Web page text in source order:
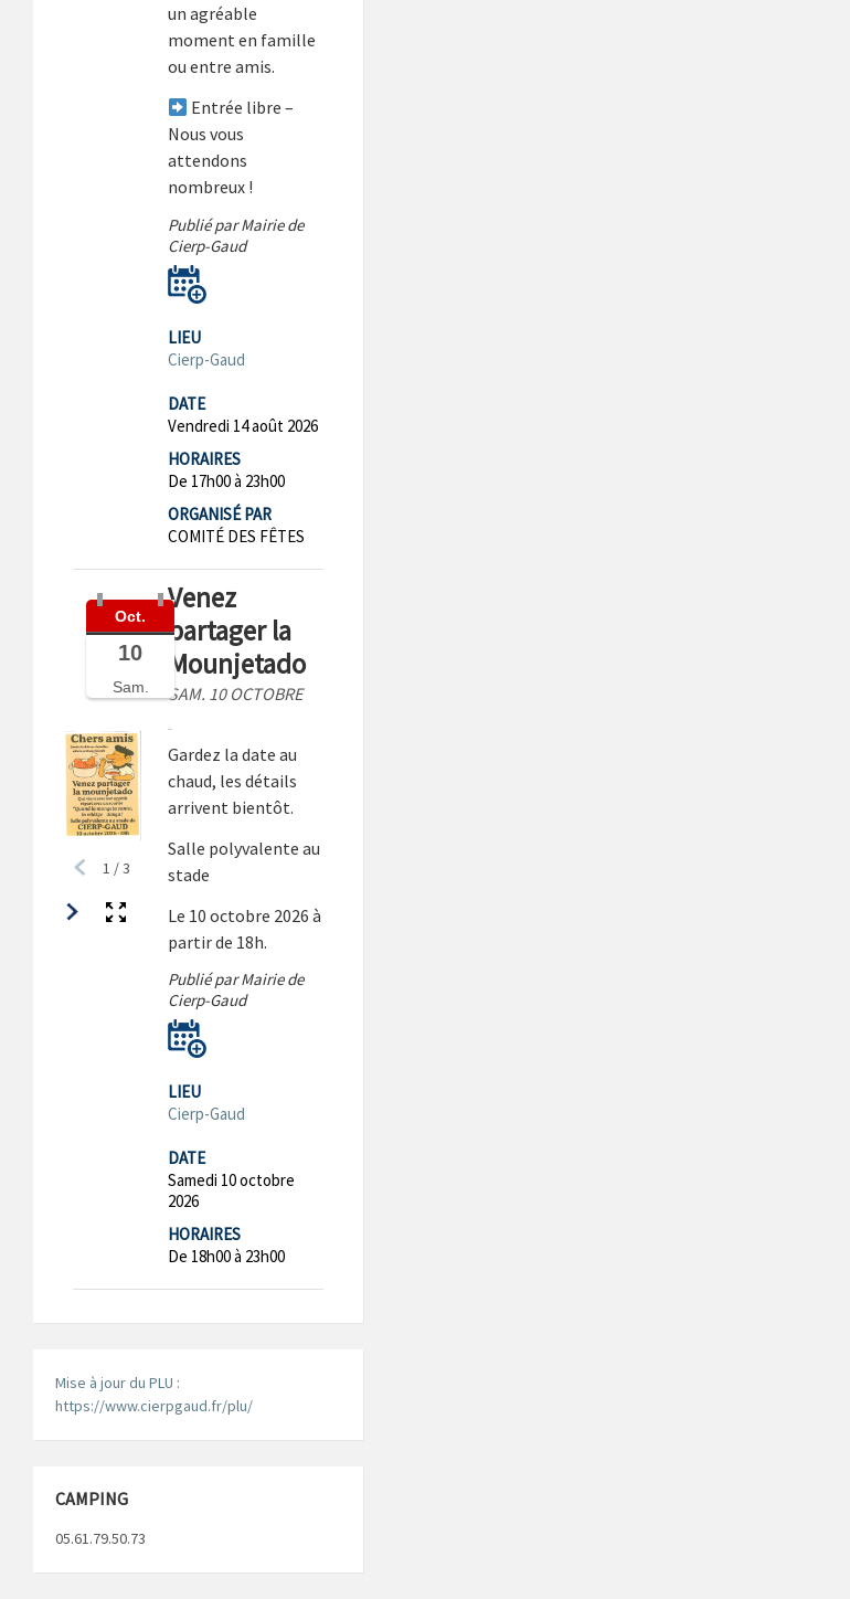
un agréable
moment en famille
ou entre amis.
Entrée libre –
Nous vous
attendons
nombreux !
Publié par Mairie de
Cierp-Gaud
LIEU
Cierp-Gaud
DATE
Vendredi 14 août 2026
HORAIRES
De 17h00 à 23h00
ORGANISÉ PAR
COMITÉ DES FÊTES
Oct.
10
Sam.
1 /3
Venez
partager la
Mounjetado
SAM. 10 OCTOBRE
Gardez la date au
chaud, les détails
arrivent bientôt.
Salle polyvalente au
stade
Le 10 octobre 2026 à
partir de 18h.
Publié par Mairie de
Cierp-Gaud
LIEU
Cierp-Gaud
DATE
Samedi 10 octobre
2026
HORAIRES
De 18h00 à 23h00
Mise à jour du PLU :
https://www.cierpgaud.fr/plu/
CAMPING
05.61.79.50.73